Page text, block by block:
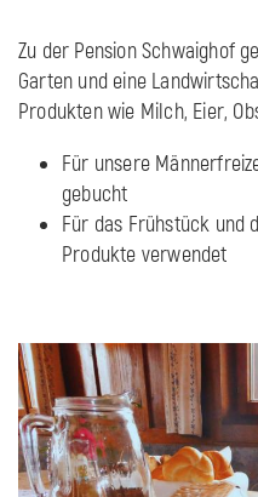
Zu der Pension Schwaighof
Garten und eine
Produkten wie Milch, Eier,
Für unsere
gebucht
Für das Frühstück und
Produkte verwendet